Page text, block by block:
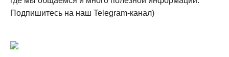
Подпишитесь на наш Telegram-канал)